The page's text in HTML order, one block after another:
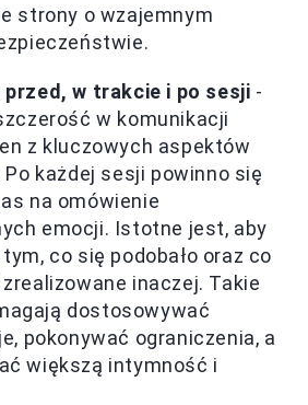
strony o wzajemnym
przed, w trakcie i po sesji -
w komunikacji
z kluczowych aspektów
Po każdej sesji powinno się
na omówienie
emocji. Istotne jest, aby
co się podobało oraz co
zrealizowane inaczej. Takie
dostosowywać
pokonywać ograniczenia, a
większą intymność i